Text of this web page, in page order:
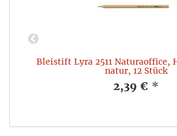
Bleistift Lyra 2511 Naturaoffice,
natur, 12 Stück
2,39 € *